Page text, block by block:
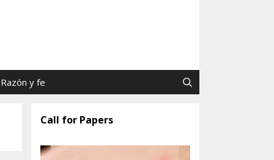
Razón y fe
Call for Papers